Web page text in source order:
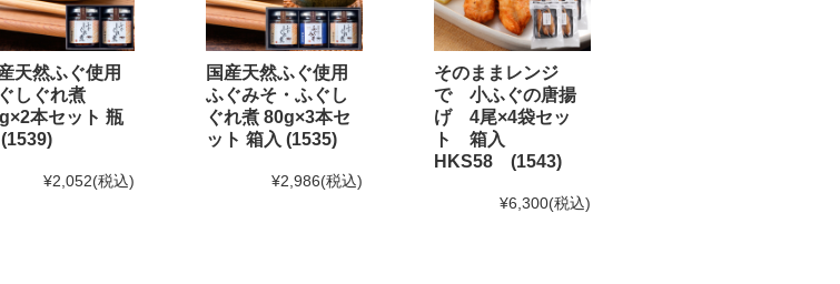
ぐ一夜干」が紹介されました
ご注文は2025年1月10日(金)からのお届けとなります。予めご了承下さい。
天然ふぐ使用
しぐれ煮
本セット 瓶
(1539)
¥2,052(税込)
国産天然ふぐ使用
ふぐみそ・ふぐし
ぐれ煮 80g×3本セ
ット 箱入 (1535)
¥2,986(税込)
そのままレンジ
で 小ふぐの唐揚
げ 4尾×4袋セッ
ト 箱入
HKS58 (1543)
¥6,300(税込)